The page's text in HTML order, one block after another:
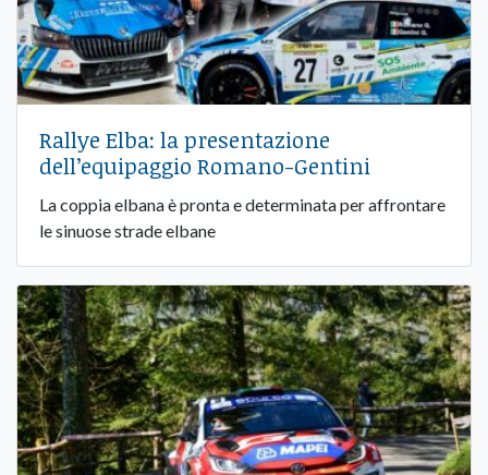
Rallye Elba: la presentazione
dell’equipaggio Romano-Gentini
La coppia elbana è pronta e determinata per affrontare
le sinuose strade elbane